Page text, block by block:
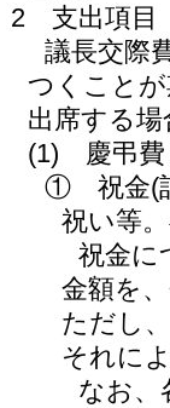
2 支出項目
議長交際
つくこと
出席する
(1) 慶弔費
① 祝金(
祝い等
祝金に
金額を
ただし、
それに
なお、